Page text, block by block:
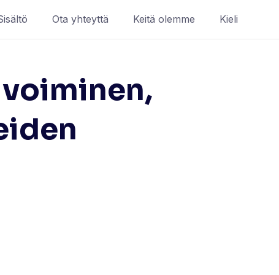
Ota yhteyttä Keitä olemme Kieli